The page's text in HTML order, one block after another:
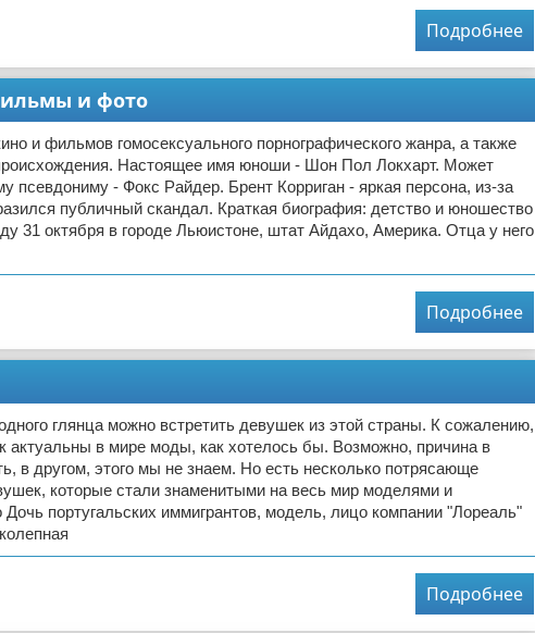
Подробнее
и фото
и фильмов гомосексуального порнографического жанра, а также
Настоящее имя юноши - Шон Пол Локхарт. Может
псевдониму - Фокс Райдер. Брент Корриган - яркая персона, из-за
публичный скандал. Краткая биография: детство и юношество
31 октября в городе Льюистоне, штат Айдахо, Америка. Отца у него
Подробнее
глянца можно встретить девушек из этой страны. К сожалению,
актуальны в мире моды, как хотелось бы. Возможно, причина в
в другом, этого мы не знаем. Но есть несколько потрясающе
которые стали знаменитыми на весь мир моделями и
португальских иммигрантов, модель, лицо компании "Лореаль"
Подробнее